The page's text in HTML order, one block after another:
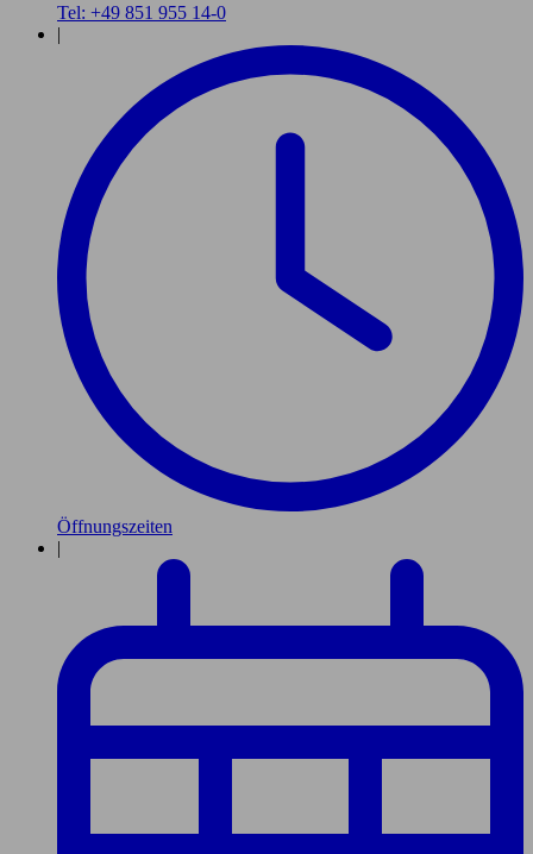
Tel: +49 851 955 14-0
|
Öffnungszeiten
|